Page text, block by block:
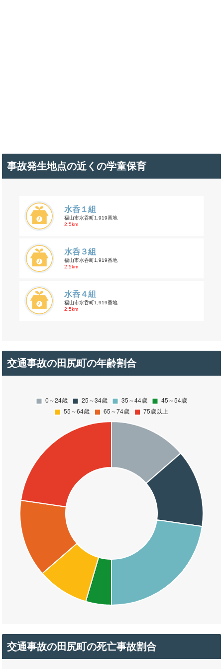
事故発生地点の近くの学童保育
水呑１組
福山市水呑町1,919番地
2.5km
水呑３組
福山市水呑町1,919番地
2.5km
水呑４組
福山市水呑町1,919番地
2.5km
交通事故の田尻町の年齢割合
交通事故の田尻町の死亡事故割合